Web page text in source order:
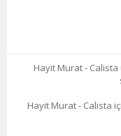
Hayit Murat - Calista
Hayit Murat - Calista